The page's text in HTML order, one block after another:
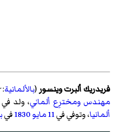
فريدريك ألبرت وينسور(بالألمانية:
مهندس ومخترِع ألماني، ولد في
ألمانيا، وتوفي في11 مايو 1830في